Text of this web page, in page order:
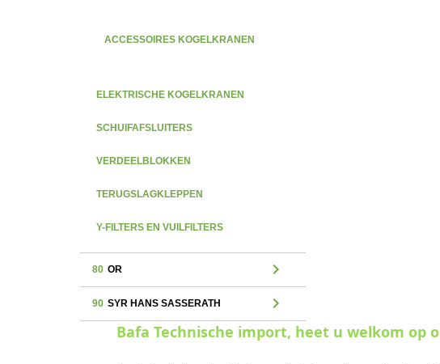
ACCESSOIRES KOGELKRANEN
ELEKTRISCHE KOGELKRANEN
SCHUIFAFSLUITERS
VERDEELBLOKKEN
TERUGSLAGKLEPPEN
Y-FILTERS EN VUILFILTERS
80 OR chevron_right
90 SYR HANS SASSERATH chevron_right
Bafa Technische import, heet u welkom op